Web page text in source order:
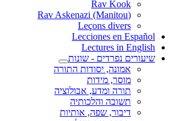
Rav Kook
(Rav Askenazi (Manitou
Leçons divers
Lecciones en Español
Lectures in English
שיעורים נפרדים - שונות
אמונה, יסודות התורה
מוסר, מידות
תורה ומדע, אבולוציה
תשובה והלכותיה
דיבור, שפה, אותיות